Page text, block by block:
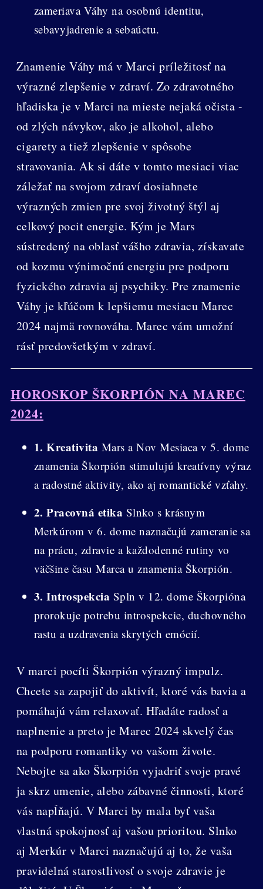
zameriava Váhy na osobnú identitu,
sebavyjadrenie a sebaúctu.
Znamenie Váhy má v Marci príležitosť na
výrazné zlepšenie v zdraví. Zo zdravotného
hľadiska je v Marci na mieste nejaká očista -
od zlých návykov, ako je alkohol, alebo
cigarety a tiež zlepšenie v spôsobe
stravovania. Ak si dáte v tomto mesiaci viac
záležať na svojom zdraví dosiahnete
výrazných zmien pre svoj životný štýl aj
celkový pocit energie. Kým je Mars
sústredený na oblasť vášho zdravia, získavate
od kozmu výnimočnú energiu pre podporu
fyzického zdravia aj psychiky. Pre znamenie
Váhy je kľúčom k lepšiemu mesiacu Marec
2024 najmä rovnováha. Marec vám umožní
rásť predovšetkým v zdraví.
HOROSKOP ŠKORPIÓN NA MAREC
2024:
1. Kreativita Mars a Nov Mesiaca v 5. dome
znamenia Škorpión stimulujú kreatívny výraz
a radostné aktivity, ako aj romantické vzťahy.
2. Pracovná etika Slnko s krásnym
Merkúrom v 6. dome naznačujú zameranie sa
na prácu, zdravie a každodenné rutiny vo
väčšine času Marca u znamenia Škorpión.
3. Introspekcia Spln v 12. dome Škorpióna
prorokuje potrebu introspekcie, duchovného
rastu a uzdravenia skrytých emócií.
V marci pocíti Škorpión výrazný impulz.
Chcete sa zapojiť do aktivít, ktoré vás bavia a
pomáhajú vám relaxovať. Hľadáte radosť a
naplnenie a preto je Marec 2024 skvelý čas
na podporu romantiky vo vašom živote.
Nebojte sa ako Škorpión vyjadriť svoje pravé
ja skrz umenie, alebo zábavné činnosti, ktoré
vás napĺňajú. V Marci by mala byť vaša
vlastná spokojnosť aj vašou prioritou. Slnko
aj Merkúr v Marci naznačujú aj to, že vaša
pravidelná starostlivosť o svoje zdravie je